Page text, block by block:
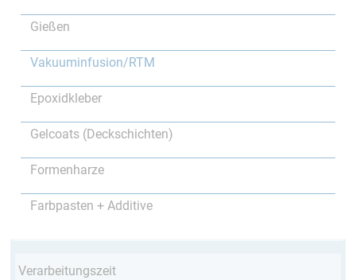
Gießen
Vakuuminfusion/RTM
Epoxidkleber
Gelcoats (Deckschichten)
Formenharze
Farbpasten + Additive
Verarbeitungszeit